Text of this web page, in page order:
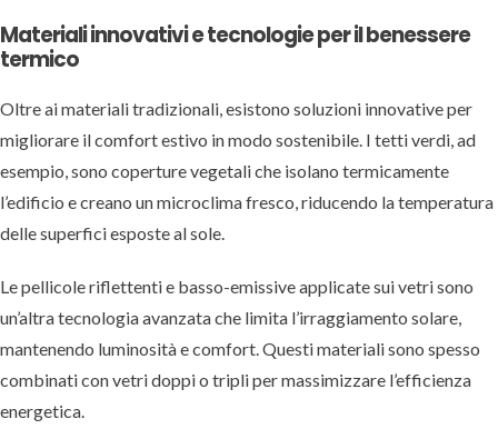
Materiali innovativi e tecnologie per il benessere
termico
Oltre ai materiali tradizionali, esistono soluzioni innovative per
migliorare il comfort estivo in modo sostenibile. I tetti verdi, ad
esempio, sono coperture vegetali che isolano termicamente
l’edificio e creano un microclima fresco, riducendo la temperatura
delle superfici esposte al sole.
Le pellicole riflettenti e basso-emissive applicate sui vetri sono
un’altra tecnologia avanzata che limita l’irraggiamento solare,
mantenendo luminosità e comfort. Questi materiali sono spesso
combinati con vetri doppi o tripli per massimizzare l’efficienza
energetica.